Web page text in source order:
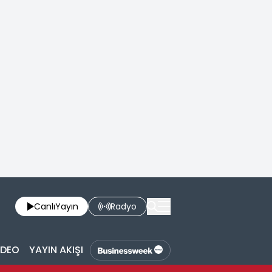
CanlıYayın Radyo
YAYIN AKIŞI